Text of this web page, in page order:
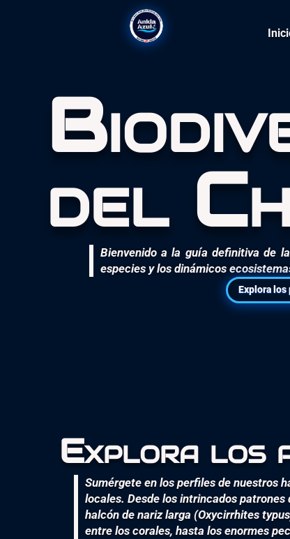
del
Bienvenido a la guía definitiva de
especies y los dinámicos
Explora los
Explora los
Sumérgete en los perfiles de nuestros
locales. Desde los intrincados patrones
halcón de nariz larga (Oxycirrhites
entre los corales, hasta los enormes